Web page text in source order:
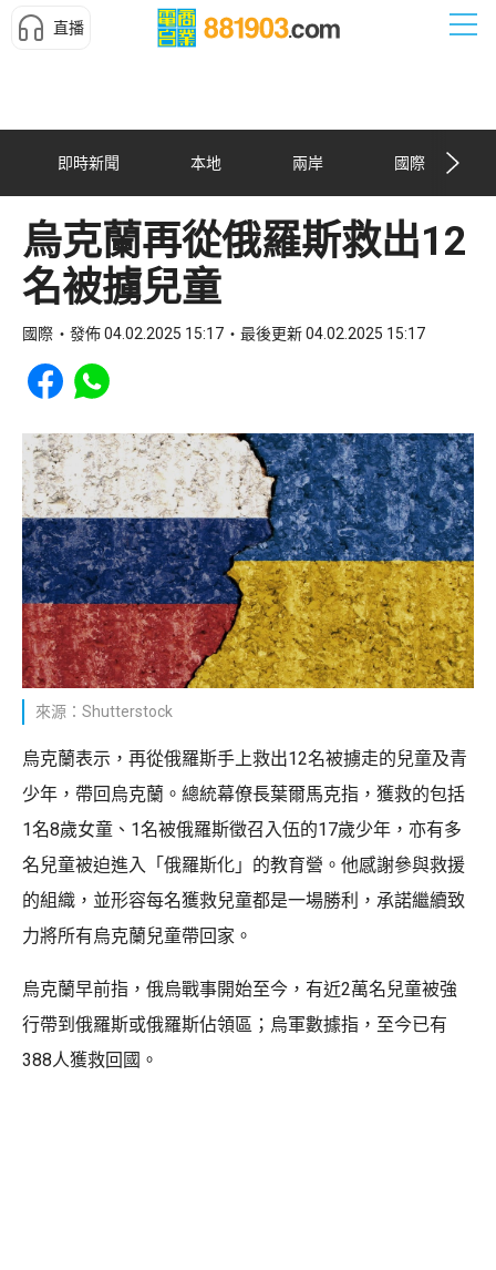
直播
即時新聞 本地 兩岸 國際
烏克蘭再從俄羅斯救出12
名被擄兒童
國際 發佈 04.02.2025 15:17 最後更新 04.02.2025 15:17
Share to Facebook
Share to WhatsApp
來源：Shutterstock
烏克蘭表示，再從俄羅斯手上救出12名被擄走的兒童及青
少年，帶回烏克蘭。總統幕僚長葉爾馬克指，獲救的包括
1名8歲女童、1名被俄羅斯徵召入伍的17歲少年，亦有多
名兒童被迫進入「俄羅斯化」的教育營。他感謝參與救援
的組織，並形容每名獲救兒童都是一場勝利，承諾繼續致
力將所有烏克蘭兒童帶回家。
烏克蘭早前指，俄烏戰事開始至今，有近2萬名兒童被強
行帶到俄羅斯或俄羅斯佔領區；烏軍數據指，至今已有
388人獲救回國。